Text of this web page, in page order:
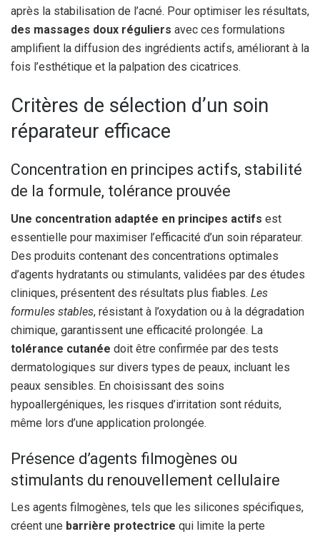
après la stabilisation de l’acné. Pour optimiser les résultats,
des massages doux réguliers avec ces formulations
amplifient la diffusion des ingrédients actifs, améliorant à la
fois l’esthétique et la palpation des cicatrices.
Critères de sélection d’un soin
réparateur efficace
Concentration en principes actifs, stabilité
de la formule, tolérance prouvée
Une concentration adaptée en principes actifs est
essentielle pour maximiser l’efficacité d’un soin réparateur.
Des produits contenant des concentrations optimales
d’agents hydratants ou stimulants, validées par des études
cliniques, présentent des résultats plus fiables. Les
formules stables, résistant à l’oxydation ou à la dégradation
chimique, garantissent une efficacité prolongée. La
tolérance cutanée doit être confirmée par des tests
dermatologiques sur divers types de peaux, incluant les
peaux sensibles. En choisissant des soins
hypoallergéniques, les risques d’irritation sont réduits,
même lors d’une application prolongée.
Présence d’agents filmogènes ou
stimulants du renouvellement cellulaire
Les agents filmogènes, tels que les silicones spécifiques,
créent une barrière protectrice qui limite la perte